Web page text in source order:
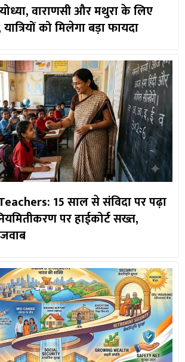
वाराणसी और मथुरा के लिए
को मिलेगा बड़ा फायदा
15 साल से संविदा पर पढ़ा
पर हाईकोर्ट सख्त,